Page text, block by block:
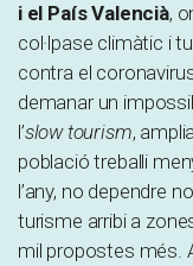
i el País Valencià,
col·lpase climàtic i
contra el
demanar un
l’slow tourism,
població treballi
l’any, no dependre
turisme arribi a
mil propostes més.